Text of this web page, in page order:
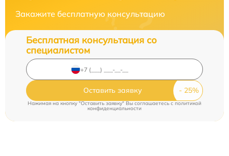
Закажите бесплатную консультацию
Бесплатная консультация со
специалистом
Оставить заявку
Нажимая на кнопку "Оставить заявку" Вы соглашаетесь cполитикой
конфиденциальности